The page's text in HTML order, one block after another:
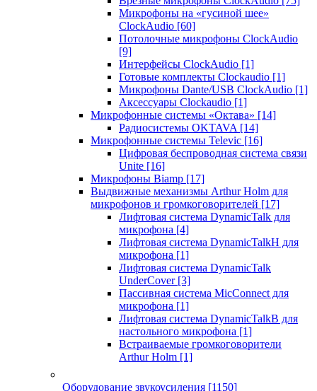
Микрофоны на «гусиной шее»
ClockAudio [60]
Потолочные микрофоны ClockAudio
[9]
Интерфейсы ClockAudio [1]
Готовые комплекты Clockaudio [1]
Микрофоны Dante/USB ClockAudio [1]
Аксессуары Clockaudio [1]
Микрофонные системы «Октава» [14]
Радиосистемы OKTAVA [14]
Микрофонные системы Televic [16]
Цифровая беспроводная система связи
Unite [16]
Микрофоны Biamp [17]
Выдвижные механизмы Arthur Holm для
микрофонов и громкоговорителей [17]
Лифтовая система DynamicTalk для
микрофона [4]
Лифтовая система DynamicTalkH для
микрофона [1]
Лифтовая система DynamicTalk
UnderCover [3]
Пассивная система MicConnect для
микрофона [1]
Лифтовая система DynamicTalkB для
настольного микрофона [1]
Встраиваемые громкоговорители
Arthur Holm [1]
Оборудование звукоусиления [1150]